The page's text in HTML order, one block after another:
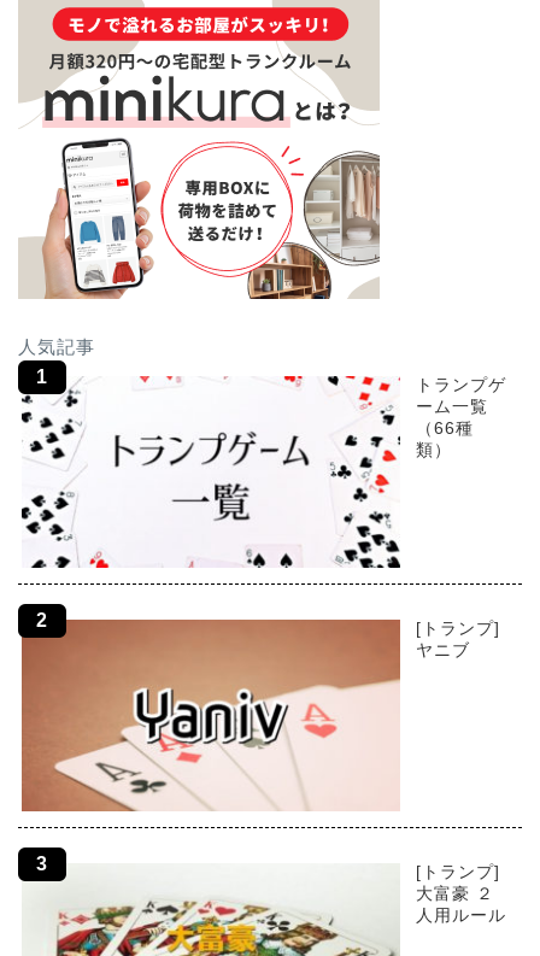
人気記事
トランプゲ
ーム一覧
（66種
類）
[トランプ]
ヤニブ
[トランプ]
大富豪 ２
人用ルール